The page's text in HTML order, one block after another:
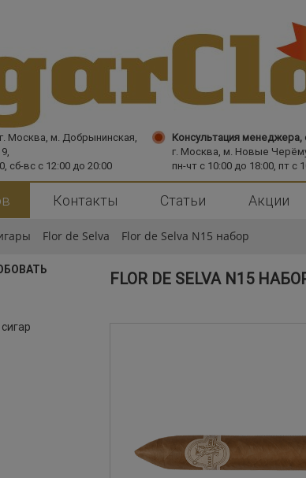
г. Москва, м. Добрынинская,
сб-вс с 12:00 до 20:00
Консультация менеджера,
г. Москва, м. Новые
пн-чт с 10:00 до 18:00, пт с
Контакты Статьи Акции
Flor de Selva Flor de Selva N15 набор
FLOR DE SELVA N15